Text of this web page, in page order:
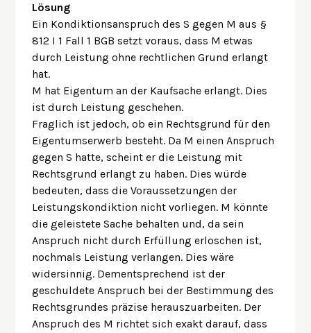
Lösung
Ein Kondiktionsanspruch des S gegen M aus §
812 I 1 Fall 1 BGB setzt voraus, dass M etwas
durch Leistung ohne rechtlichen Grund erlangt
hat.
M hat Eigentum an der Kaufsache erlangt. Dies
ist durch Leistung geschehen.
Fraglich ist jedoch, ob ein Rechtsgrund für den
Eigentumserwerb besteht. Da M einen Anspruch
gegen S hatte, scheint er die Leistung mit
Rechtsgrund erlangt zu haben. Dies würde
bedeuten, dass die Voraussetzungen der
Leistungskondiktion nicht vorliegen. M könnte
die geleistete Sache behalten und, da sein
Anspruch nicht durch Erfüllung erloschen ist,
nochmals Leistung verlangen. Dies wäre
widersinnig. Dementsprechend ist der
geschuldete Anspruch bei der Bestimmung des
Rechtsgrundes präzise herauszuarbeiten. Der
Anspruch des M richtet sich exakt darauf, dass